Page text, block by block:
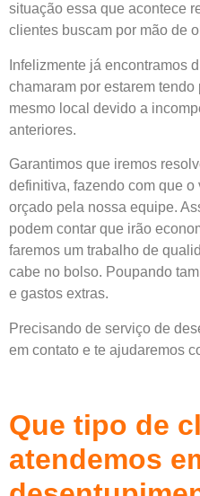
situação essa que acontece
clientes buscam por mão de
Infelizmente já encontramos
chamaram por estarem
mesmo local devido a
anteriores.
Garantimos que iremos
definitiva, fazendo com que
orçado pela nossa equipe.
podem contar que irão
faremos um trabalho de
cabe no bolso. Poupando
e gastos extras.
Precisando de serviço de
em contato e te ajudaremos
Que tipo de
atendemos